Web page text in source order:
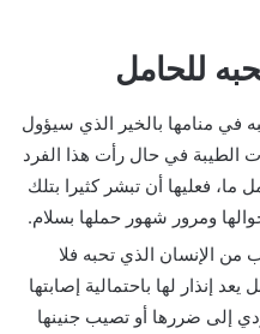
للحامل
منامها بالخير الذي سيؤول
الطيبة في حال رأت هذا الفرد
فعليها أن تبشر كثيرا بتلك
ومرور شهور حملها بسلام.
من الإنسان الذي تحبه فلا
إنذار لها باحتمالية إصابتها
إلى ضررها أو تصيب جنينها